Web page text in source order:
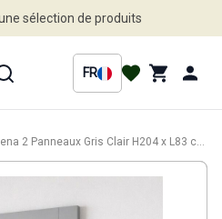
sélection de produits
FR
2 Panneaux Gris Clair H204 x L83 cm